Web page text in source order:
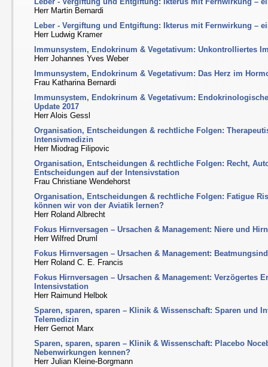
Herr Martin Bernardi
Leber - Vergiftung und Entgiftung: Ikterus mit Fernwirkung –
Herr Ludwig Kramer
Immunsystem, Endokrinum & Vegetativum: Unkontrolliertes
Herr Johannes Yves Weber
Immunsystem, Endokrinum & Vegetativum: Das Herz im
Frau Katharina Bernardi
Immunsystem, Endokrinum & Vegetativum:
Update 2017
Herr Alois Gessl
Organisation, Entscheidungen & rechtliche Folgen:
Intensivmedizin
Herr Miodrag Filipovic
Organisation, Entscheidungen & rechtliche Folgen: Recht,
Entscheidungen auf der Intensivstation
Frau Christiane Wendehorst
Organisation, Entscheidungen & rechtliche Folgen: Fatigue
können wir von der Aviatik lernen?
Herr Roland Albrecht
Fokus Hirnversagen – Ursachen & Management: Niere und
Herr Wilfred Druml
Fokus Hirnversagen – Ursachen & Management:
Herr Roland C. E. Francis
Fokus Hirnversagen – Ursachen & Management: Verzögertes
Intensivstation
Herr Raimund Helbok
Sparen, sparen, sparen – Klinik & Wissenschaft: Sparen und
Telemedizin
Herr Gernot Marx
Sparen, sparen, sparen – Klinik & Wissenschaft: Placebo
Nebenwirkungen kennen?
Herr Julian Kleine-Borgmann